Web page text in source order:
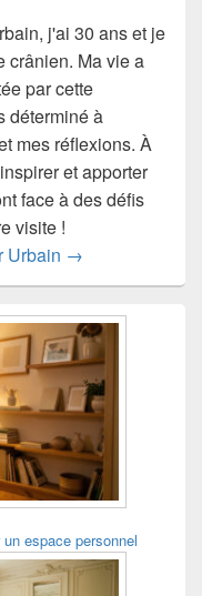
j'ai 30 ans et je
crânien. Ma vie a
par cette
déterminé à
mes réflexions. À
et apporter
face à des défis
visite !
Urbain →
espace personnel